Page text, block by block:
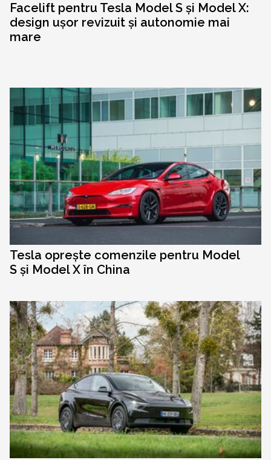
Facelift pentru Tesla Model S și Model X:
design ușor revizuit și autonomie mai
mare
Tesla oprește comenzile pentru Model
S și Model X în China